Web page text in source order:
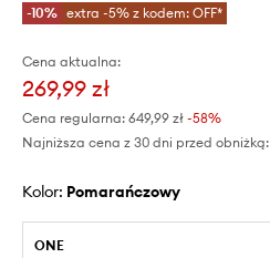
-10% extra -5% z kodem: OFF*
Cena aktualna:
269,99 zł
Cena regularna: 649,99 zł -58%
Najniższa cena z 30 dni przed obniżką:
Kolor: pomarańczowy
ONE